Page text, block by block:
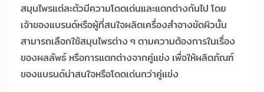
สมุนไพรแต่ละตัวมีความโดดเด่นและแตกต่างกันไป โดย
เจ้าของแบรนด์หรือผู้ที่สนใจผลิตเครื่องสำอางขัดผิวนั้น
สามารถเลือกใช้สมุนไพรต่าง ๆ ตามความต้องการในเรื่อง
ของผลลัพธ์ หรือการแตกต่างจากคู่แข่ง เพื่อให้ผลิตภัณฑ์
ของแบรนด์น่าสนใจหรือโดดเด่นกว่าคู่แข่ง